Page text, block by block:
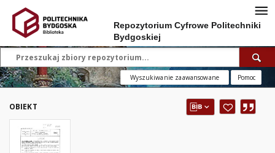
Repozytorium Cyfrowe Politechniki
Bydgoskiej
Wyszukiwanie zaawansowane Pomoc
OBIEKT